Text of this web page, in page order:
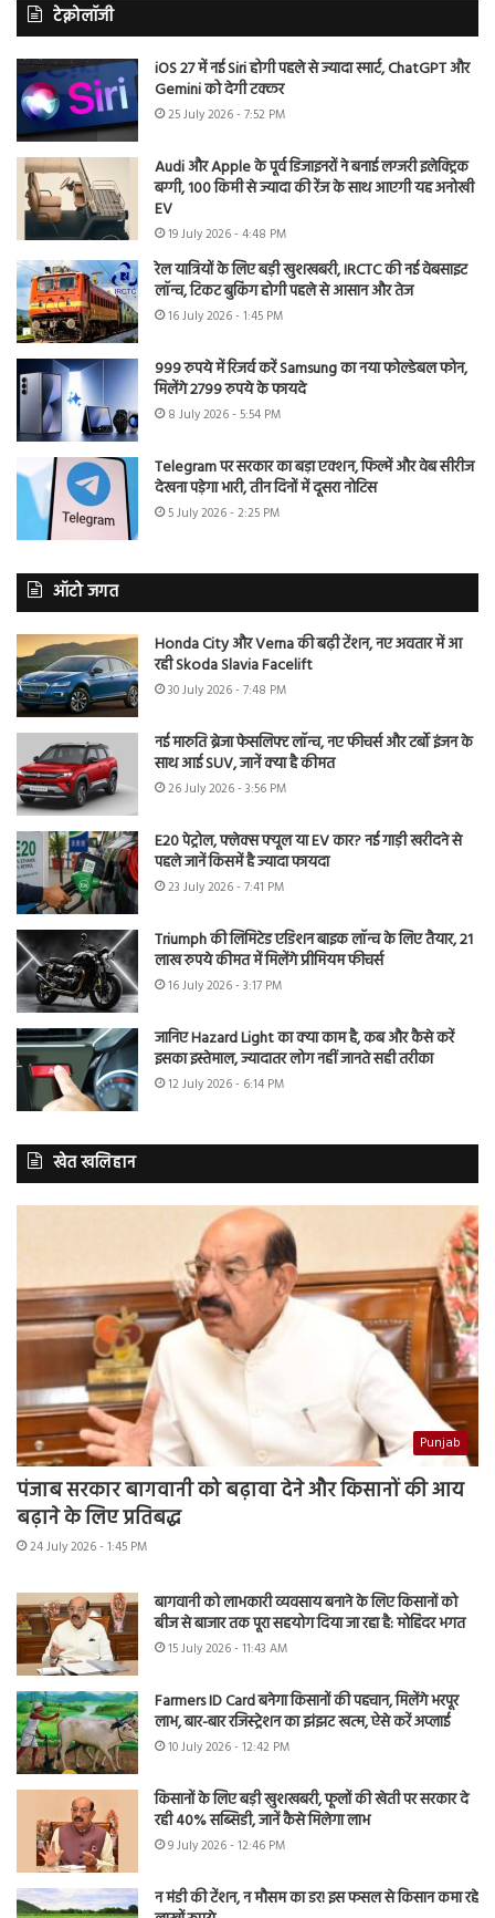
टेक्नोलॉजी
iOS 27 में नई Siri होगी पहले से ज्यादा स्मार्ट, ChatGPT और
Gemini को देगी टक्कर
25 July 2026 - 7:52 PM
Audi और Apple के पूर्व डिजाइनरों ने बनाई लग्जरी इलेक्ट्रिक
बग्गी, 100 किमी से ज्यादा की रेंज के साथ आएगी यह अनोखी
EV
19 July 2026 - 4:48 PM
रेल यात्रियों के लिए बड़ी खुशखबरी, IRCTC की नई वेबसाइट
लॉन्च, टिकट बुकिंग होगी पहले से आसान और तेज
16 July 2026 - 1:45 PM
999 रुपये में रिजर्व करें Samsung का नया फोल्डेबल फोन,
मिलेंगे 2799 रुपये के फायदे
8 July 2026 - 5:54 PM
Telegram पर सरकार का बड़ा एक्शन, फिल्में और वेब सीरीज
देखना पड़ेगा भारी, तीन दिनों में दूसरा नोटिस
5 July 2026 - 2:25 PM
ऑटो जगत
Honda City और Verna की बढ़ी टेंशन, नए अवतार में आ
रही Skoda Slavia Facelift
30 July 2026 - 7:48 PM
नई मारुति ब्रेजा फेसलिफ्ट लॉन्च, नए फीचर्स और टर्बो इंजन के
साथ आई SUV, जानें क्या है कीमत
26 July 2026 - 3:56 PM
E20 पेट्रोल, फ्लेक्स फ्यूल या EV कार? नई गाड़ी खरीदने से
पहले जानें किसमें है ज्यादा फायदा
23 July 2026 - 7:41 PM
Triumph की लिमिटेड एडिशन बाइक लॉन्च के लिए तैयार, 21
लाख रुपये कीमत में मिलेंगे प्रीमियम फीचर्स
16 July 2026 - 3:17 PM
जानिए Hazard Light का क्या काम है, कब और कैसे करें
इसका इस्तेमाल, ज्यादातर लोग नहीं जानते सही तरीका
12 July 2026 - 6:14 PM
खेत खलिहान
Punjab
पंजाब सरकार बागवानी को बढ़ावा देने और किसानों की आय
बढ़ाने के लिए प्रतिबद्ध
24 July 2026 - 1:45 PM
बागवानी को लाभकारी व्यवसाय बनाने के लिए किसानों को
बीज से बाजार तक पूरा सहयोग दिया जा रहा है: मोहिंदर भगत
15 July 2026 - 11:43 AM
Farmers ID Card बनेगा किसानों की पहचान, मिलेंगे भरपूर
लाभ, बार-बार रजिस्ट्रेशन का झंझट खत्म, ऐसे करें अप्लाई
10 July 2026 - 12:42 PM
किसानों के लिए बड़ी खुशखबरी, फूलों की खेती पर सरकार दे
रही 40% सब्सिडी, जानें कैसे मिलेगा लाभ
9 July 2026 - 12:46 PM
न मंडी की टेंशन, न मौसम का डर! इस फसल से किसान कमा रहे